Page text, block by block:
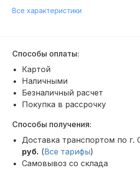
Все характеристики
Способы оплаты:
Картой
Наличными
Безналичный расчет
Покупка в рассрочку
Способы получения:
Доставка транспортом по г.
руб. (Все тарифы)
Самовывоз со склада